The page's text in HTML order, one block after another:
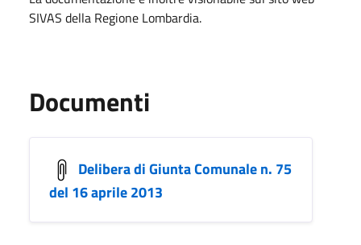
SIVAS della Regione Lombardia.
Documenti
Delibera di Giunta Comunale n. 75
del 16 aprile 2013